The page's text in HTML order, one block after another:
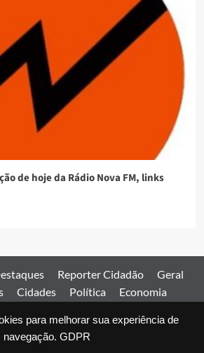
para melhorar sua experiência de
navegação. GDPR
de hoje da Rádio Nova FM, links
Reporter Cidadão
Geral
Cidades Política
Economia
impressas Expediente Home